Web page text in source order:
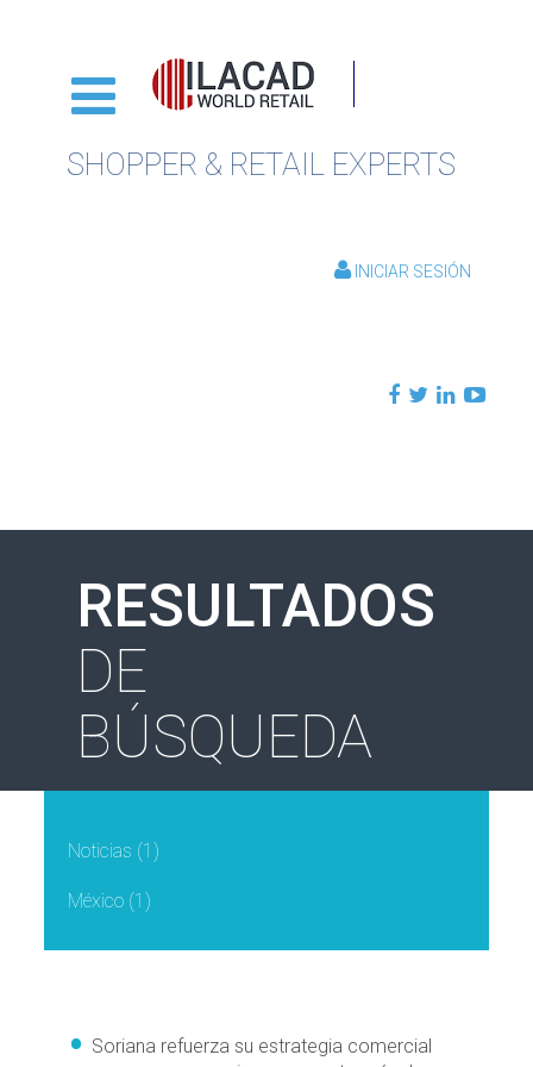
SHOPPER & RETAIL EXPERTS
INICIAR SESIÓN
RESULTADOS
DE
BÚSQUEDA
Noticias (1)
México (1)
Soriana refuerza su estrategia comercial